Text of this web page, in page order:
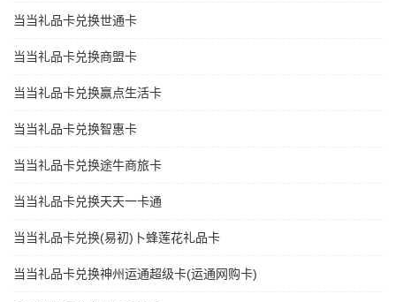
当当礼品卡兑换世通卡
当当礼品卡兑换商盟卡
当当礼品卡兑换赢点生活卡
当当礼品卡兑换智惠卡
当当礼品卡兑换途牛商旅卡
当当礼品卡兑换天天一卡通
当当礼品卡兑换(易初)卜蜂莲花礼品卡
当当礼品卡兑换神州运通超级卡(运通网购卡)